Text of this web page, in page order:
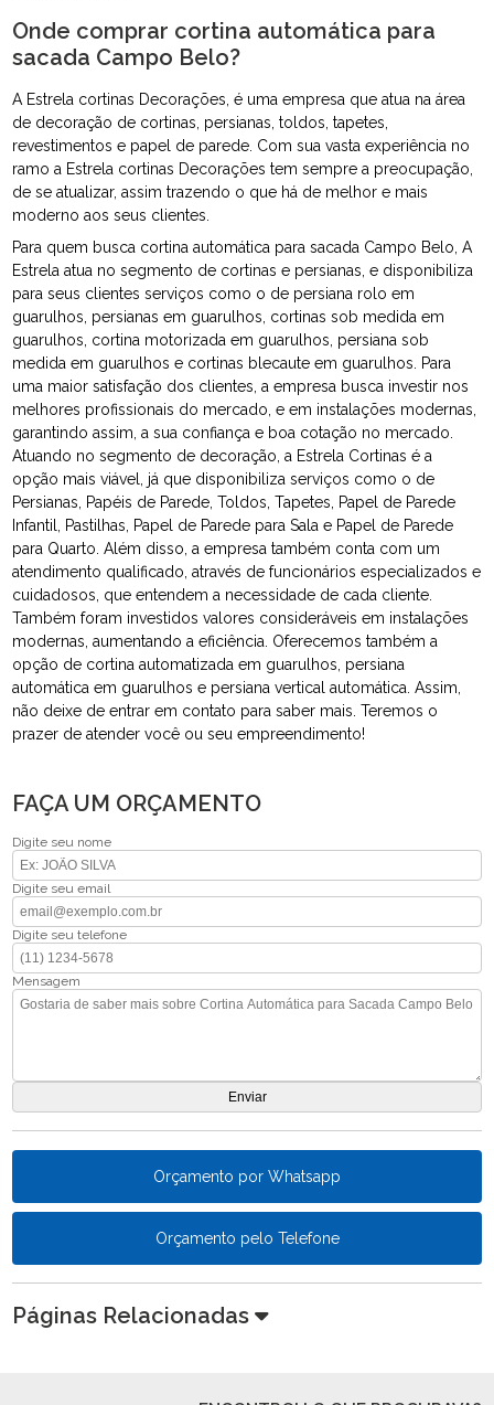
Onde comprar cortina automática para
sacada Campo Belo?
A Estrela cortinas Decorações, é uma empresa que atua na área
de decoração de cortinas, persianas, toldos, tapetes,
revestimentos e papel de parede. Com sua vasta experiência no
ramo a Estrela cortinas Decorações tem sempre a preocupação,
de se atualizar, assim trazendo o que há de melhor e mais
moderno aos seus clientes.
Para quem busca cortina automática para sacada Campo Belo, A
Estrela atua no segmento de cortinas e persianas, e disponibiliza
para seus clientes serviços como o de persiana rolo em
guarulhos, persianas em guarulhos, cortinas sob medida em
guarulhos, cortina motorizada em guarulhos, persiana sob
medida em guarulhos e cortinas blecaute em guarulhos. Para
uma maior satisfação dos clientes, a empresa busca investir nos
melhores profissionais do mercado, e em instalações modernas,
garantindo assim, a sua confiança e boa cotação no mercado.
Atuando no segmento de decoração, a Estrela Cortinas é a
opção mais viável, já que disponibiliza serviços como o de
Persianas, Papéis de Parede, Toldos, Tapetes, Papel de Parede
Infantil, Pastilhas, Papel de Parede para Sala e Papel de Parede
para Quarto. Além disso, a empresa também conta com um
atendimento qualificado, através de funcionários especializados e
cuidadosos, que entendem a necessidade de cada cliente.
Também foram investidos valores consideráveis em instalações
modernas, aumentando a eficiência. Oferecemos também a
opção de cortina automatizada em guarulhos, persiana
automática em guarulhos e persiana vertical automática. Assim,
não deixe de entrar em contato para saber mais. Teremos o
prazer de atender você ou seu empreendimento!
FAÇA UM ORÇAMENTO
Digite seu nome
Digite seu email
Digite seu telefone
Mensagem
Orçamento por Whatsapp
Orçamento pelo Telefone
Páginas Relacionadas